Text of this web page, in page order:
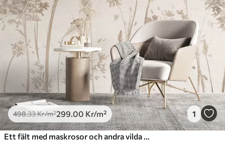
498.33Kr/m²299 .00 Kr/m² 1